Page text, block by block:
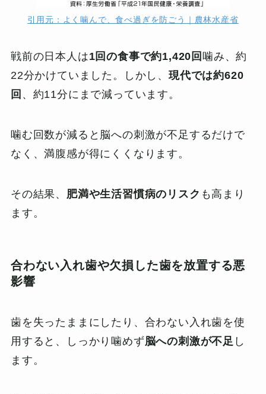
引用元：よく噛んで、食べ過ぎを防ごう｜農林水産省
戦前の日本人は1回の食事で約1,420回噛み、約
22分かけていました。しかし、現代では約620
回 、約11分にまで減っています。
噛む回数が減ると脳への刺激が不足するだけで
なく、満腹感が得にくくなります。
その結果、 肥満や生活習慣病のリスク も高まり
ます。
合わない入れ歯や欠損した歯を放置する悪
影響
歯を失ったままにしたり、合わない入れ歯を使
用すると、しっかり噛めず脳への刺激が不足 し
ます。